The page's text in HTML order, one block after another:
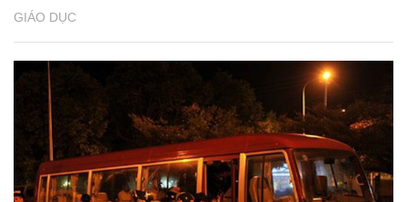
GIÁO DỤC